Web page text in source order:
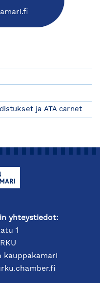
ja ATA carnet
yhteystiedot:
1
kauppakamari